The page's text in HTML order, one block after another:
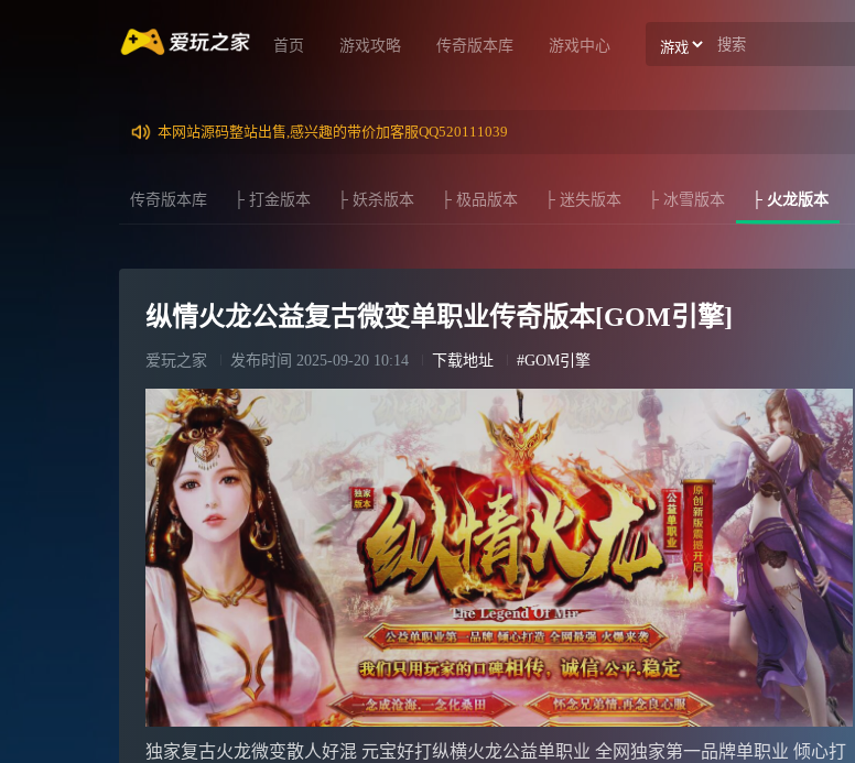
首页 游戏攻略 传奇版本库 游戏中心
本网站源码整站出售,感兴趣的带价加客服QQ520111039
传奇版本库 ├ 打金版本 ├ 妖杀版本 ├ 极品版本 ├ 迷失版本 ├ 冰雪版本 ├ 火龙版本
纵情火龙公益复古微变单职业传奇版本[GOM引擎]
爱玩之家 发布时间 2025-09-20 10:14 下载地址 #GOM引擎
独家复古火龙微变散人好混 元宝好打纵横火龙公益单职业 全网独家第一品牌单职业 倾心打